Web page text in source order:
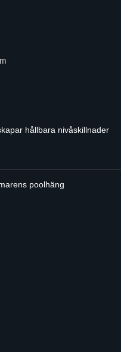
hållbara nivåskillnader
poolhäng